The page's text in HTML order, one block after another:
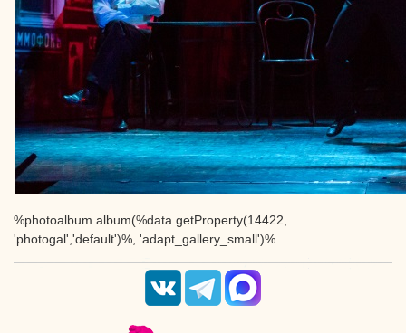
%photoalbum album(%data getProperty(14422,
'photogal','default')%, 'adapt_gallery_small')%